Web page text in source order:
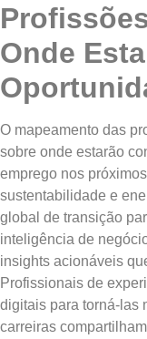
Onde
O mapeamento das
sobre onde estarão
emprego nos
sustentabilidade e
global de transição
inteligência de
insights acionáveis
Profissionais de
digitais para torná-las
carreiras